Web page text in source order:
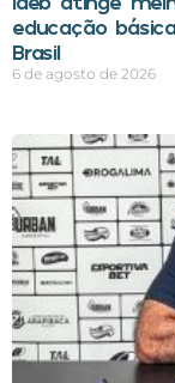
educação
Brasil
6 de agosto de 2026